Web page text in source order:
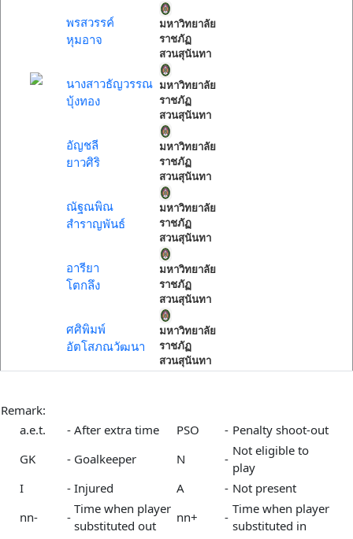
พรสวรรค์
หุมอาจ
มหาวิทยาลัย
ราชภัฏ
สวนสุนันทา
นางสาวธัญวรรณ
บุ้งทอง
มหาวิทยาลัย
ราชภัฏ
สวนสุนันทา
อัญชลี
ยาวศิริ
มหาวิทยาลัย
ราชภัฏ
สวนสุนันทา
ณัฐณพิณ
สำราญพันธ์
มหาวิทยาลัย
ราชภัฏ
สวนสุนันทา
อารียา
โตกลึง
มหาวิทยาลัย
ราชภัฏ
สวนสุนันทา
ศศิพิมพ์
อัตโสภณวัฒนา
มหาวิทยาลัย
ราชภัฏ
สวนสุนันทา
Remark:
a.e.t.
- After extra time PSO - Penalty shoot-out
GK
- Goalkeeper N -
Not eligible to
play
I
- Injured A - Not present
nn-
-
Time when player
substituted out
nn+ -
Time when player
substituted in